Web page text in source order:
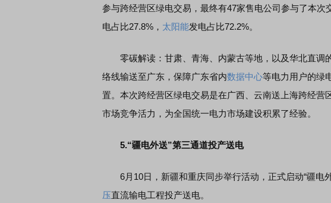
参与跨经营区绿电交易，最终有47家售电公司参与了本
电占比27.8%， 太阳能发电占比72.2%。
零碳解读：甘肃、青海、内蒙古等地，以及华北直调
络线输送至广东，保障广东省内数据中心等电力用户的绿
置。本次跨经营区绿电交易是在广西、云南送上海跨经营
市场竞争活力，为全国统一电力市场建设积累了经验。
5.“疆电外送”第三通道投产送电
6月10日，新疆和重庆同步举行活动，正式启动“疆电
压直流输电工程投产送电。